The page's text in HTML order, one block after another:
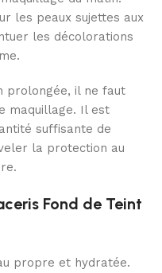
les peaux sujettes aux
les décolorations
prolongée, il ne faut
maquillage. Il est
suffisante de
la protection au
Fond de Teint
propre et hydratée.